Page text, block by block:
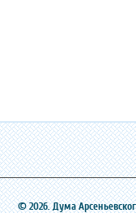
© 2026. Дума